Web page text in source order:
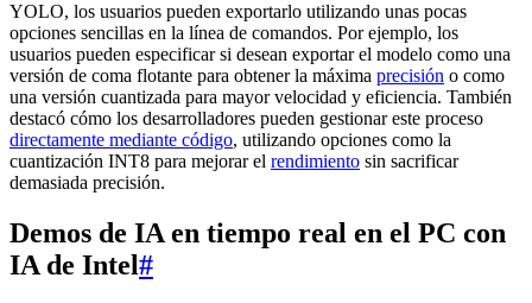
YOLO, los usuarios pueden exportarlo utilizando unas pocas
opciones sencillas en la línea de comandos. Por ejemplo, los
usuarios pueden especificar si desean exportar el modelo como una
versión de coma flotante para obtener la máxima precisión o como
una versión cuantizada para mayor velocidad y eficiencia. También
destacó cómo los desarrolladores pueden gestionar este proceso
directamente mediante código, utilizando opciones como la
cuantización INT8 para mejorar el rendimiento sin sacrificar
demasiada precisión.
Demos de IA en tiempo real en el PC con
IA de Intel#